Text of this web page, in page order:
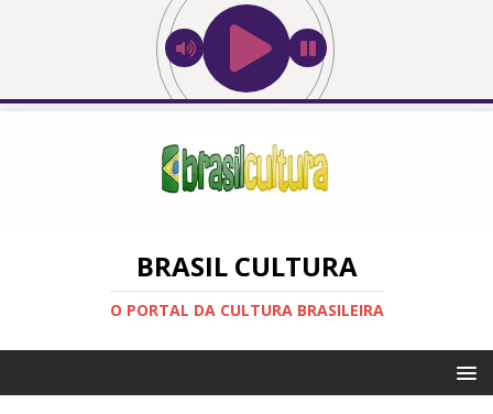
BRASIL CULTURA
O PORTAL DA CULTURA BRASILEIRA